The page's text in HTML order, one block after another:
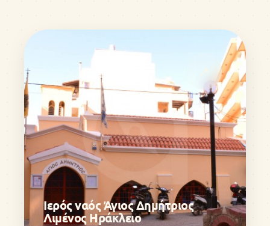
Ιερός ναός Άγιος Δημήτριος
Λιμένος Ηράκλειο